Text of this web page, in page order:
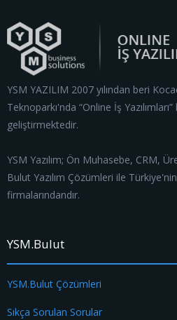
YSM YAZILIM 2007 yılından beri
Teknoparkı'nda “Online İş
geliştirmektedir.
YSM Yazılım; Ön Muhasebe, CRM,
Bulut Yazılım Çözümleri ile
firmalarındandır.
YSM.Bulut
YSM.Bulut Çözümleri
Sıkça Sorulan Sorular